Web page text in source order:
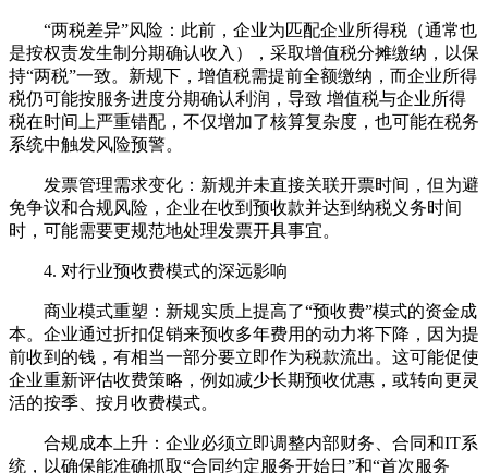
“两税差异”风险：此前，企业为匹配企业所得税（通常也
是按权责发生制分期确认收入），采取增值税分摊缴纳，以保
持“两税”一致。新规下，增值税需提前全额缴纳，而企业所得
税仍可能按服务进度分期确认利润，导致 增值税与企业所得
税在时间上严重错配，不仅增加了核算复杂度，也可能在税务
系统中触发风险预警。
发票管理需求变化：新规并未直接关联开票时间，但为避
免争议和合规风险，企业在收到预收款并达到纳税义务时间
时，可能需要更规范地处理发票开具事宜。
4. 对行业预收费模式的深远影响
商业模式重塑：新规实质上提高了“预收费”模式的资金成
本。企业通过折扣促销来预收多年费用的动力将下降，因为提
前收到的钱，有相当一部分要立即作为税款流出。这可能促使
企业重新评估收费策略，例如减少长期预收优惠，或转向更灵
活的按季、按月收费模式。
合规成本上升：企业必须立即调整内部财务、合同和IT系
统，以确保能准确抓取“合同约定服务开始日”和“首次服务